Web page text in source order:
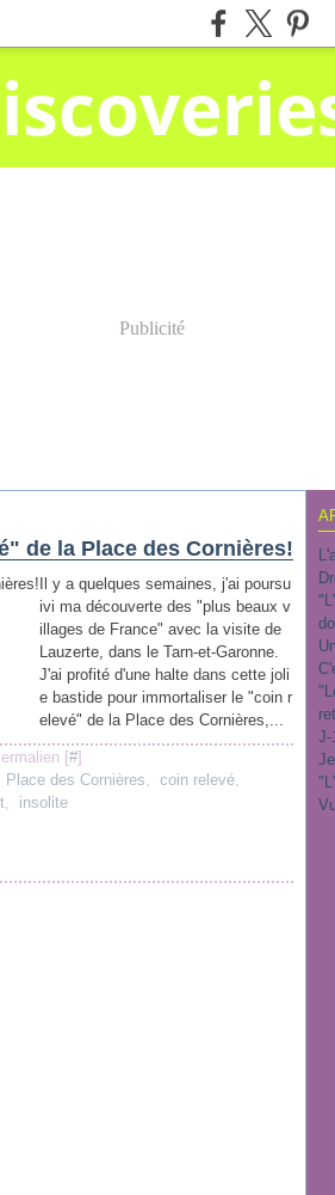
Publicité
de la Place des Cornières!
Il y a quelques semaines, j'ai poursu
ivi ma découverte des "plus beaux v
illages de France" avec la visite de
Lauzerte, dans le Tarn-et-Garonne.
J'ai profité d'une halte dans cette joli
e bastide pour immortaliser le "coin r
elevé" de la Place des Cornières,...
[#]
Place des Cornières, coin relevé,
, insolite
J-